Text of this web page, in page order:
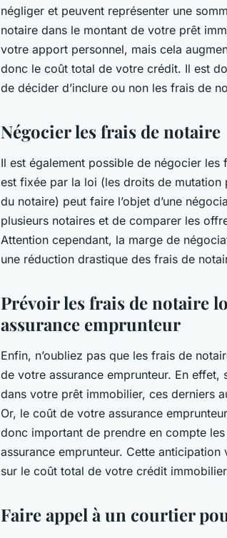
négliger et peuvent représenter une
notaire dans le montant de votre prêt
votre apport personnel, mais cela
donc le coût total de votre crédit. Il est
de décider d’inclure ou non les frais de
Négocier les frais de notaire
Il est également possible de négocier
est fixée par la loi (les droits de mutation
du notaire) peut faire l’objet d’une
plusieurs notaires et de comparer les
Attention cependant, la marge de
une réduction drastique des frais de
Prévoir les frais de notaire
assurance emprunteur
Enfin, n’oubliez pas que les frais de
de votre assurance emprunteur. En
dans votre prêt immobilier, ces derniers
Or, le coût de votre assurance
donc important de prendre en compte
assurance emprunteur. Cette
sur le coût total de votre crédit
Faire appel à un courtier